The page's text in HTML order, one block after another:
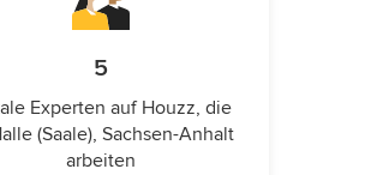
5
Experten auf Houzz, die
(Saale), Sachsen-Anhalt
arbeiten